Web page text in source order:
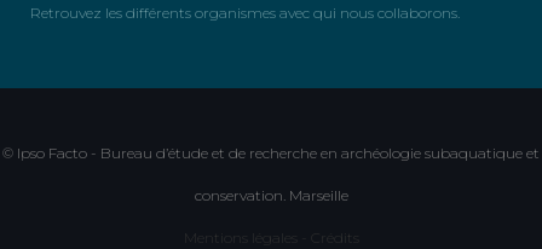
Retrouvez les différents organismes avec qui nous collaborons.
© Ipso Facto - Bureau d’étude et de recherche en archéologie subaquatique et
conservation. Marseille
Mentions légales - Crédits